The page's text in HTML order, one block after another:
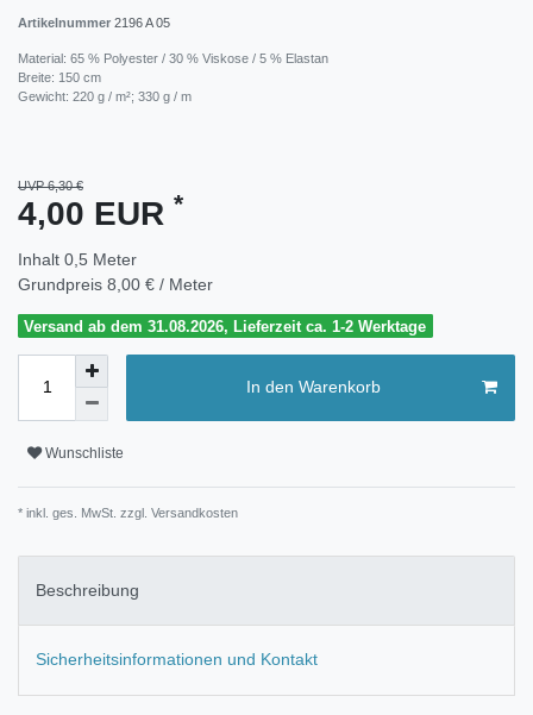
Artikelnummer 2196 A 05
Material: 65 % Polyester / 30 % Viskose / 5 % Elastan
Breite: 150 cm
Gewicht: 220 g / m²; 330 g / m
UVP 6,30 €
4,00 EUR *
Inhalt 0,5 Meter
Grundpreis 8,00 € / Meter
Versand ab dem 31.08.2026, Lieferzeit ca. 1-2 Werktage
In den Warenkorb
Wunschliste
* inkl. ges. MwSt. zzgl. Versandkosten
Beschreibung
Sicherheitsinformationen und Kontakt